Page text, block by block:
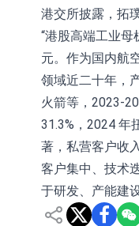
問
股
【異
展
國泰
民富
石藥
注射
華蘭
新型
港交所披露，拓
“港股高端工业母
元。作为国内航
领域近二十年，
火箭等，2023-
31.3%，2024 年
著，私营客户收
客户集中、技术
于研发、产能建